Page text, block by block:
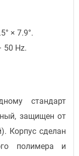
× 7.9°.
50 Hz.
стандарт
защищен от
Корпус сделан
полимера и